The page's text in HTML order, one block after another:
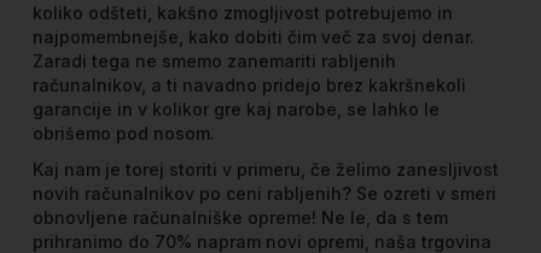
koliko odšteti, kakšno zmogljivost potrebujemo in
najpomembnejše, kako dobiti čim več za svoj denar.
Zaradi tega ne smemo zanemariti rabljenih
računalnikov, a ti navadno pridejo brez kakršnekoli
garancije in v kolikor gre kaj narobe, se lahko le
obrišemo pod nosom.
Kaj nam je torej storiti v primeru, če želimo zanesljivost
novih računalnikov po ceni rabljenih? Se ozreti v smeri
obnovljene računalniške opreme! Ne le, da s tem
prihranimo do 70% napram novi opremi, naša trgovina